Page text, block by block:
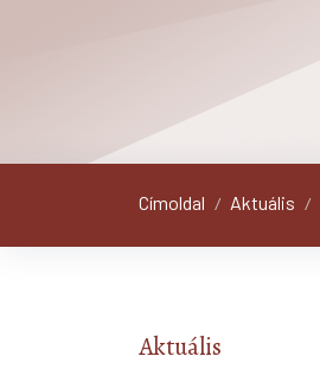
Címoldal / Aktuális /
Aktuális